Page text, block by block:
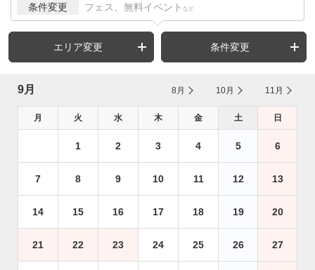
条件変更 フェス、無料イベント など
エリア変更 条件変更
9月 8月 10月 11月
月 火 水 木 金 土 日
1 2 3 4 5 6
7 8 9 10 11 12 13
14 15 16 17 18 19 20
21 22 23 24 25 26 27